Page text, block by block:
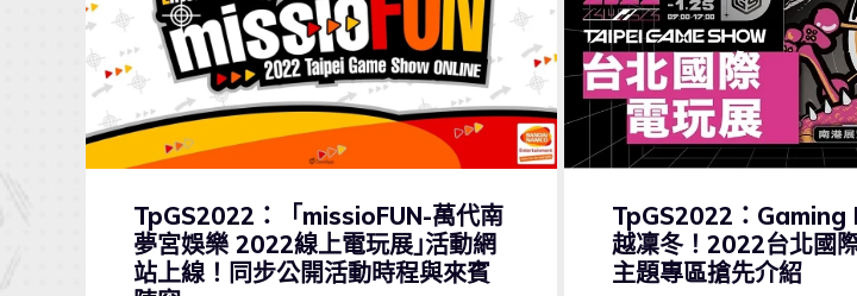
TpGS2022：「missioFUN-萬代南
夢宮娛樂 2022線上電玩展｣活動網
站上線！同步公開活動時程與來賓
TpGS2022：
越凜冬！2022台北國
主題專區搶先介紹